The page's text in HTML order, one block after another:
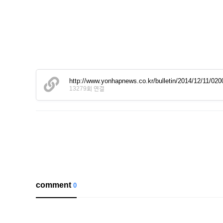
http://www.yonhapnews.co.kr/bulletin/2014/12/11/
13279회 연결
comment0